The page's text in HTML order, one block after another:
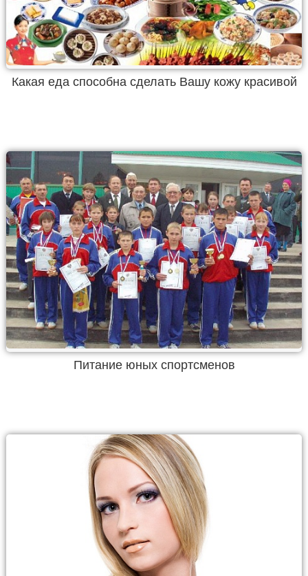
Какая еда способна сделать Вашу кожу красивой
Питание юных спортсменов